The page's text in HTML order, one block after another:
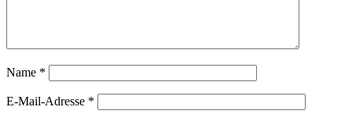
Name *
E-Mail-Adresse *